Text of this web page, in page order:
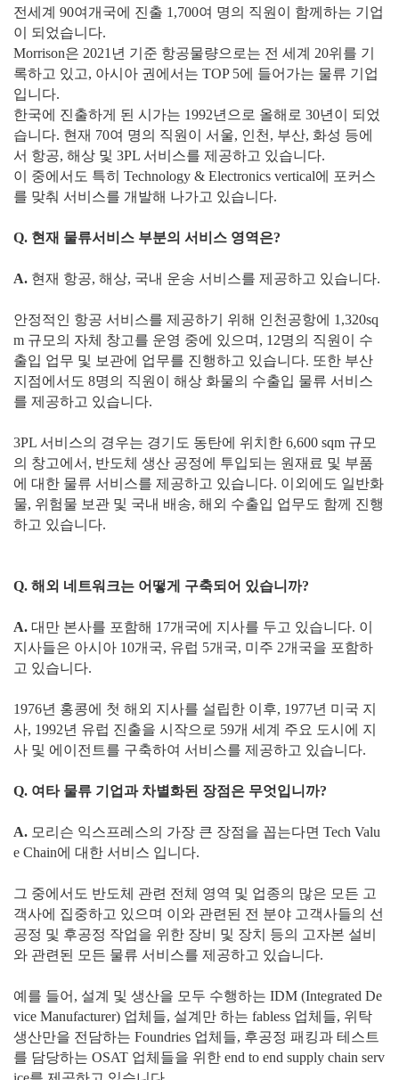
전세계 90여개국에 진출 1,700여 명의 직원이 함께하는 기업
이 되었습니다.
Morrison은 2021년 기준 항공물량으로는 전 세계 20위를 기
록하고 있고, 아시아 권에서는 TOP 5에 들어가는 물류 기업
입니다.
한국에 진출하게 된 시가는 1992년으로 올해로 30년이 되었
습니다. 현재 70여 명의 직원이 서울, 인천, 부산, 화성 등에
서 항공, 해상 및 3PL 서비스를 제공하고 있습니다.
이 중에서도 특히 Technology & Electronics vertical에 포커스
를 맞춰 서비스를 개발해 나가고 있습니다.
Q. 현재 물류서비스 부분의 서비스 영역은?
A. 현재 항공, 해상, 국내 운송 서비스를 제공하고 있습니다.
안정적인 항공 서비스를 제공하기 위해 인천공항에 1,320sq
m 규모의 자체 창고를 운영 중에 있으며, 12명의 직원이 수
출입 업무 및 보관에 업무를 진행하고 있습니다. 또한 부산
지점에서도 8명의 직원이 해상 화물의 수출입 물류 서비스
를 제공하고 있습니다.
3PL 서비스의 경우는 경기도 동탄에 위치한 6,600 sqm 규모
의 창고에서, 반도체 생산 공정에 투입되는 원재료 및 부품
에 대한 물류 서비스를 제공하고 있습니다. 이외에도 일반화
물, 위험물 보관 및 국내 배송, 해외 수출입 업무도 함께 진행
하고 있습니다.
Q. 해외 네트워크는 어떻게 구축되어 있습니까?
A. 대만 본사를 포함해 17개국에 지사를 두고 있습니다. 이
지사들은 아시아 10개국, 유럽 5개국, 미주 2개국을 포함하
고 있습니다.
1976년 홍콩에 첫 해외 지사를 설립한 이후, 1977년 미국 지
사, 1992년 유럽 진출을 시작으로 59개 세계 주요 도시에 지
사 및 에이전트를 구축하여 서비스를 제공하고 있습니다.
Q. 여타 물류 기업과 차별화된 장점은 무엇입니까?
A. 모리슨 익스프레스의 가장 큰 장점을 꼽는다면 Tech Valu
e Chain에 대한 서비스 입니다.
그 중에서도 반도체 관련 전체 영역 및 업종의 많은 모든 고
객사에 집중하고 있으며 이와 관련된 전 분야 고객사들의 선
공정 및 후공정 작업을 위한 장비 및 장치 등의 고자본 설비
와 관련된 모든 물류 서비스를 제공하고 있습니다.
예를 들어, 설계 및 생산을 모두 수행하는 IDM (Integrated De
vice Manufacturer) 업체들, 설계만 하는 fabless 업체들, 위탁
생산만을 전담하는 Foundries 업체들, 후공정 패킹과 테스트
를 담당하는 OSAT 업체들을 위한 end to end supply chain serv